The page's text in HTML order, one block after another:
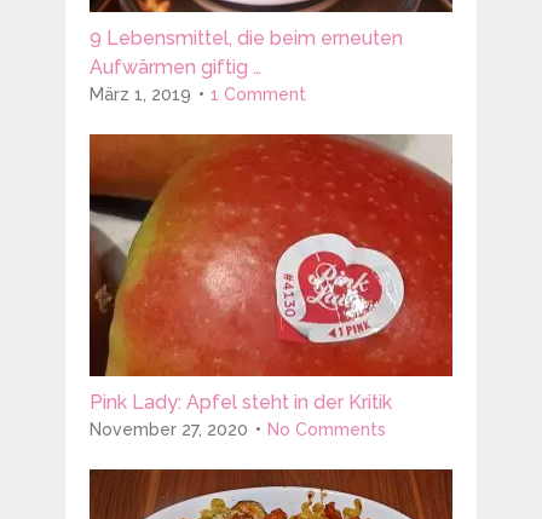
9 Lebensmittel, die beim erneuten
Aufwärmen giftig …
März 1, 2019 1 Comment
Pink Lady: Apfel steht in der Kritik
November 27, 2020 No Comments